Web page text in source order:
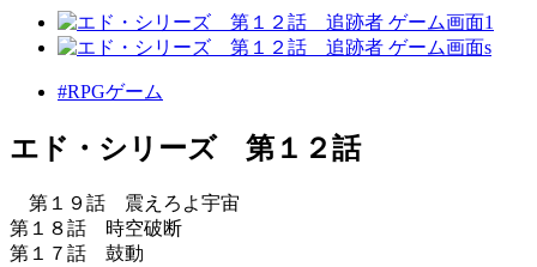
#RPGゲーム
エド・シリーズ 第１２話
第１９話 震えろよ宇宙
第１８話 時空破断
第１７話 鼓動